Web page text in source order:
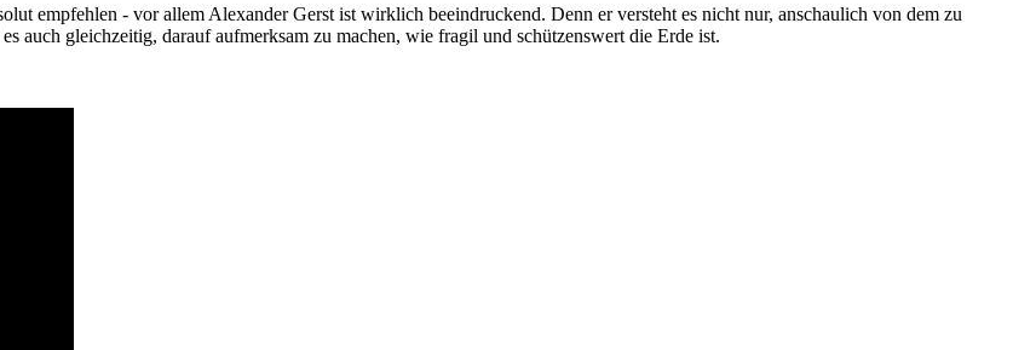
empfehlen - vor allem Alexander Gerst ist wirklich beeindruckend. Denn er versteht es nicht nur, anschaulich von dem zu
auch gleichzeitig, darauf aufmerksam zu machen, wie fragil und schützenswert die Erde ist.